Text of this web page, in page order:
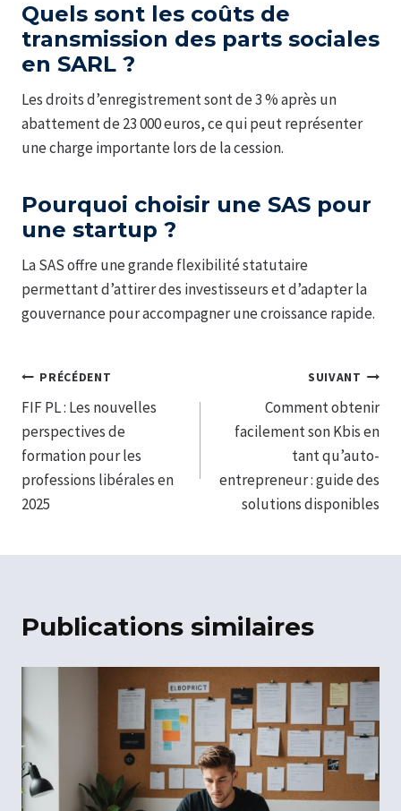
Quels sont les coûts de
transmission des parts sociales
en SARL ?
Les droits d’enregistrement sont de 3 % après un
abattement de 23 000 euros, ce qui peut représenter
une charge importante lors de la cession.
Pourquoi choisir une SAS pour
une startup ?
La SAS offre une grande flexibilité statutaire
permettant d’attirer des investisseurs et d’adapter la
gouvernance pour accompagner une croissance rapide.
Navigation
de
l’article
PRÉCÉDENT
FIF PL : Les nouvelles
perspectives de
formation pour les
professions libérales en
2025
SUIVANT
Comment obtenir
facilement son Kbis en
tant qu’auto-
entrepreneur : guide des
solutions disponibles
Publications similaires